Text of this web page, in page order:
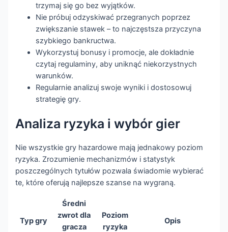
trzymaj się go bez wyjątków.
Nie próbuj odzyskiwać przegranych poprzez
zwiększanie stawek – to najczęstsza przyczyna
szybkiego bankructwa.
Wykorzystuj bonusy i promocje, ale dokładnie
czytaj regulaminy, aby uniknąć niekorzystnych
warunków.
Regularnie analizuj swoje wyniki i dostosowuj
strategię gry.
Analiza ryzyka i wybór gier
Nie wszystkie gry hazardowe mają jednakowy poziom
ryzyka. Zrozumienie mechanizmów i statystyk
poszczególnych tytułów pozwala świadomie wybierać
te, które oferują najlepsze szanse na wygraną.
Typ gry
Średni
zwrot dla
gracza
Poziom
ryzyka
Opis